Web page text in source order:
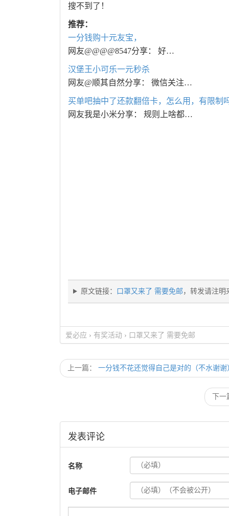
搜不到了！
推荐：
一分钱购十元友宝，
网友@@@@8547分享： 好…
汉堡王小可乐一元秒杀
网友@顺其自然分享： 微信关注…
买单吧抽中了还款翻倍卡，怎么用，有限制
网友我是小米分享： 规则上啥都…
原文链接： 口罩又来了 需要免邮 ，转发请注明
爱必应 › 有奖活动 › 口罩又来了 需要免邮
上一篇： 一分钱不花还觉得自己是对的（不水谢谢
下
发表评论
名称
电子邮件